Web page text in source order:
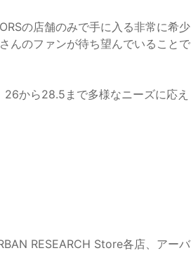
の店舗のみで手に入る非常に希少
んのファンが待ち望んでいることで
から28.5まで多様なニーズに応え
RESEARCH Store各店、アーバ